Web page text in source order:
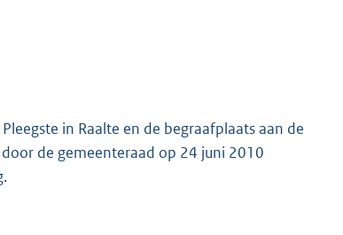
in Raalte en de begraafplaats aan de
de gemeenteraad op 24 juni 2010